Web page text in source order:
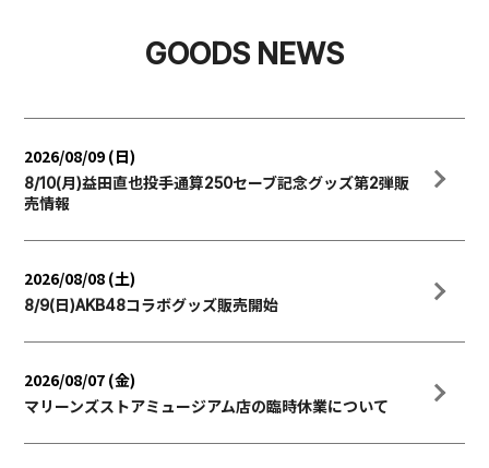
GOODS NEWS
2026/08/09 (日)
8/10(月)益田直也投手通算250セーブ記念グッズ第2弾販
売情報
2026/08/08 (土)
8/9(日)AKB48コラボグッズ販売開始
2026/08/07 (金)
マリーンズストアミュージアム店の臨時休業について